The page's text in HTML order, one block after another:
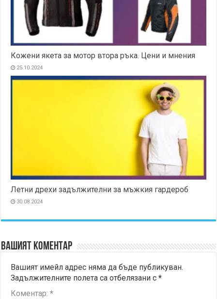
Кожени якета за мотор втора ръка. Цени и мнения
25.10.2024
Летни дрехи задължителни за мъжкия гардероб
30.08.2024
Вашият коментар
Вашият имейл адрес няма да бъде публикуван.
Задължителните полета са отбелязани с*
Коментар:*